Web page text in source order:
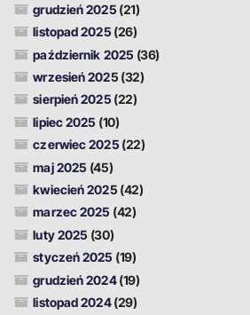
grudzień 2025 (21)
listopad 2025 (26)
październik 2025 (36)
wrzesień 2025 (32)
sierpień 2025 (22)
lipiec 2025 (10)
czerwiec 2025 (22)
maj 2025 (45)
kwiecień 2025 (42)
marzec 2025 (42)
luty 2025 (30)
styczeń 2025 (19)
grudzień 2024(19)
listopad 2024(29)